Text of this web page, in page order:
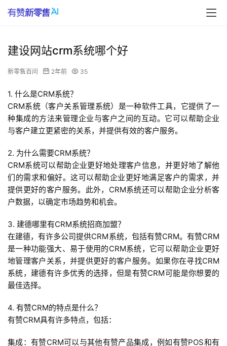
建设网站crm系统哪个好
新零售百问 2年前 35
1. 什么是CRM系统？
CRM系统（客户关系管理系统）是一种软件工具，它提供了一
种集成的方法来管理企业与客户之间的互动。它可以帮助企业
与客户建立更紧密的关系，并提供有效的客户服务。
2. 为什么需要CRM系统？
CRM系统可以帮助企业更好地处理客户信息，并更好地了解他
们的需求和偏好。这可以帮助企业更好地满足客户的需求，并
提供更好的客户服务。此外，CRM系统还可以帮助企业分析客
户数据，以确定市场趋势和机会。
3. 建德哪里有CRM系统招商加盟？
在建德，有许多公司提供CRM系统，包括有赞CRM。有赞CRM
是一种功能强大、易于使用的CRM系统，它可以帮助企业更好
地管理客户关系，并提供更好的客户服务。如果你在寻找CRM
系统，建德有许多优秀的选择，但是有赞CRM可能是你想要的
最佳选择。
4. 有赞CRM的特点是什么？
有赞CRM具有许多特点，包括：
集成：有赞CRM可以与其他有赞产品集成，例如有赞POS和有